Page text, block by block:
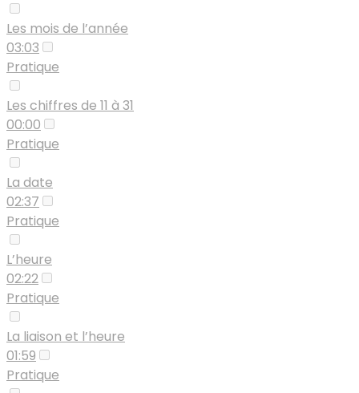
Les mois de l’année
03:03
Pratique
Les chiffres de 11 à 31
00:00
Pratique
La date
02:37
Pratique
L’heure
02:22
Pratique
La liaison et l’heure
01:59
Pratique